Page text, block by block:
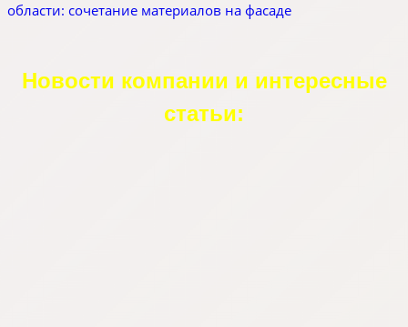
области: сочетание материалов на фасаде
Новости компании и интересные
статьи: